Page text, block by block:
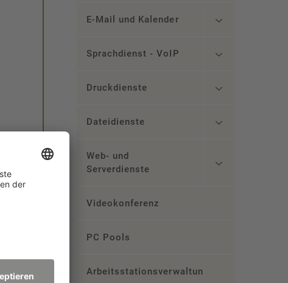
E-Mail und Kalender
Sprachdienst - VoIP
Druckdienste
Dateidienste
Web- und
Serverdienste
Videokonferenz
PC Pools
Arbeitsstationsverwaltung